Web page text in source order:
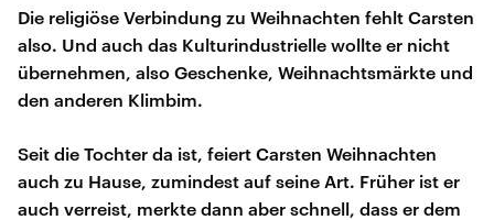
Die religiöse Verbindung zu Weihnachten fehlt Carsten
also. Und auch das Kulturindustrielle wollte er nicht
übernehmen, also Geschenke, Weihnachtsmärkte und
den anderen Klimbim.
Seit die Tochter da ist, feiert Carsten Weihnachten
auch zu Hause, zumindest auf seine Art. Früher ist er
auch verreist, merkte dann aber schnell, dass er dem